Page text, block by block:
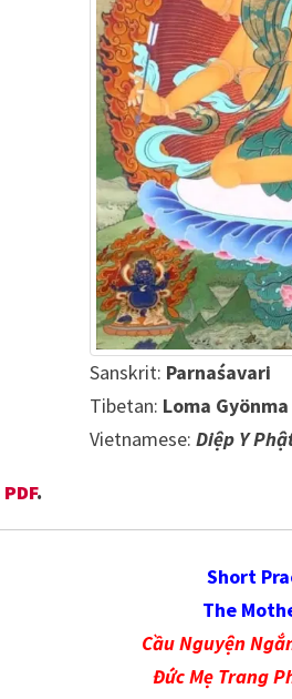
Sanskrit: Parnaśavari
Tibetan: Loma Gyönma
Vietnamese: Diệp Y
PDF.
Short
The
Cầu Nguyện
Đức Mẹ Trang